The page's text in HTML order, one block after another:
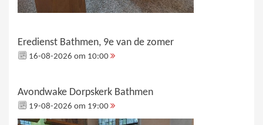
Eredienst Bathmen, 9e van de zomer
16-08-2026 om 10:00
Avondwake Dorpskerk Bathmen
19-08-2026 om 19:00